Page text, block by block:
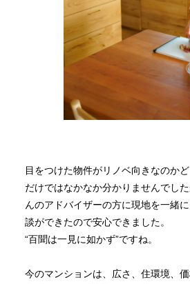
目をつけた物件がリノベ向きなのか
だけではなかなか分かりませんでし
んのアドバイザーの方に現地を一緒
談ができたので安心できました。
“百聞は一見に如かず”ですね。
今のマンションは、広さ、住環境、